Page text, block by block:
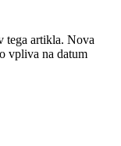
tega artikla. Nova
vpliva na datum